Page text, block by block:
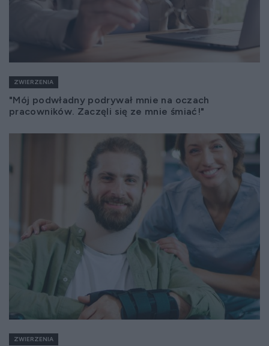
ZWIERZENIA
"Mój podwładny podrywał mnie na oczach
pracowników. Zaczęli się ze mnie śmiać!"
ZWIERZENIA